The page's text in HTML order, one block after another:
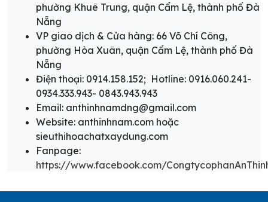
phường Khuê Trung, quận Cẩm Lệ, thành phố Đà
Nẵng
VP giao dịch & Cửa hàng: 66 Võ Chí Công,
phường Hòa Xuân, quận Cẩm Lệ, thành phố Đà
Nẵng
Điện thoại: 0914.158.152; Hotline: 0916.060.241-
0934.333.943- 0843.943.943
Email: anthinhnamdng@gmail.com
Website: anthinhnam.com hoặc
sieuthihoachatxaydung.com
Fanpage:
https://www.facebook.com/